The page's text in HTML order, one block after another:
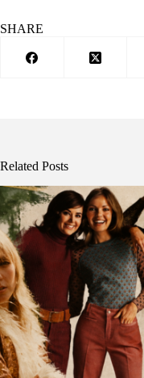
SHARE
Related Posts